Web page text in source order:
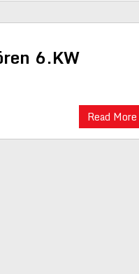
6.KW
Read More